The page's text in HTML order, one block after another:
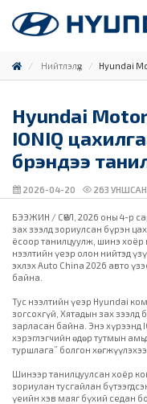
Нийтлэлүүд Hyundai
Hyundai
IONIQ
брэндээ
2026-04-20 263 УНШСАН
БЭЭЖИН / СӨҮЛ, 2026 оны 4-р
зах зээлд зориулсан бүрэн
ёсоор танилцуулж, шинэ
нээлтийн үеэр олон нийтэд
эхлэх Auto China 2026 авто
байна.
Тус нээлтийн үеэр Hyundai
зогсохгүй, Хятадын зах
зарласан байна. Энэ хүрээнд
хэрэглэгчийн өдөр тутмын
туршлага” болгон
Шинээр танилцуулсан хоёр
зориулан тусгайлан
үеийн хэв маяг бүхий седан